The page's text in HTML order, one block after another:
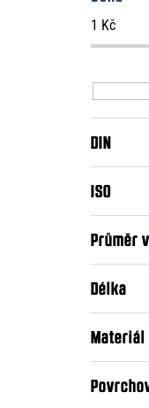
1 Kč
DIN
ISO
Průměr
Délka
Materiál